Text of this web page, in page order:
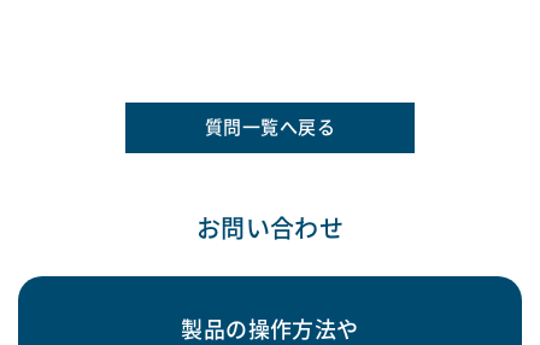
質問一覧へ戻る
お問い合わせ
製品の操作方法や